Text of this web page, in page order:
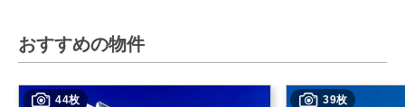
おすすめの物件
44枚 39枚